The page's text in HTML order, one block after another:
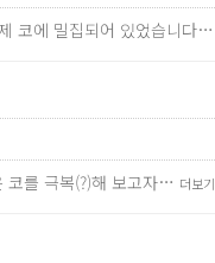
코에 밀집되어 있었습니다…
코를 극복(?)해 보고자… 더보기